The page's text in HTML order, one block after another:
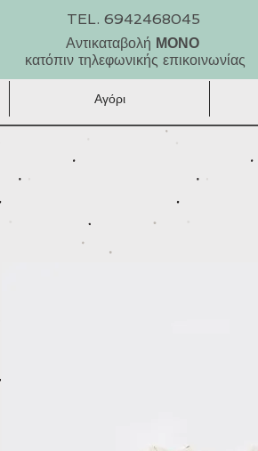
TEL. 6942468045
Αντικαταβολή ΜΟΝΟ
κατόπιν τηλεφωνικής επικοινωνίας
Αγόρι